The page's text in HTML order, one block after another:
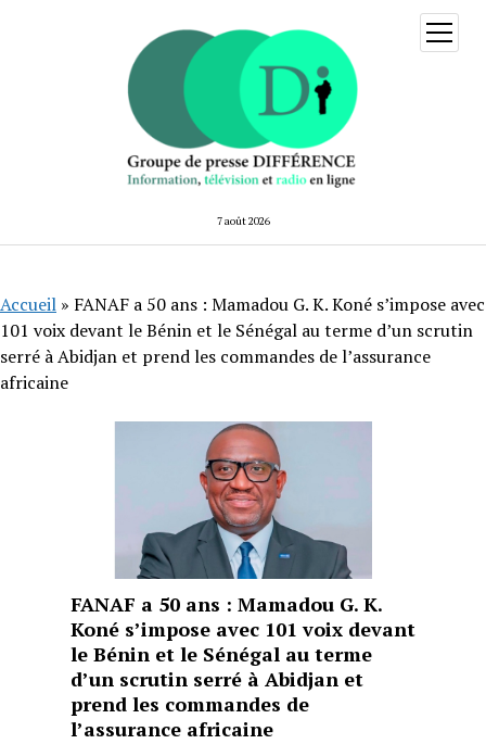
7 août 2026
ouvrir
menu
Accueil » FANAF a 50 ans : Mamadou G. K. Koné s’impose avec
101 voix devant le Bénin et le Sénégal au terme d’un scrutin
serré à Abidjan et prend les commandes de l’assurance
africaine
FANAF a 50 ans : Mamadou G. K.
Koné s’impose avec 101 voix devant
le Bénin et le Sénégal au terme
d’un scrutin serré à Abidjan et
prend les commandes de
l’assurance africaine